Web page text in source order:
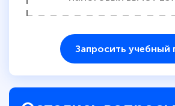
Запросить учебный